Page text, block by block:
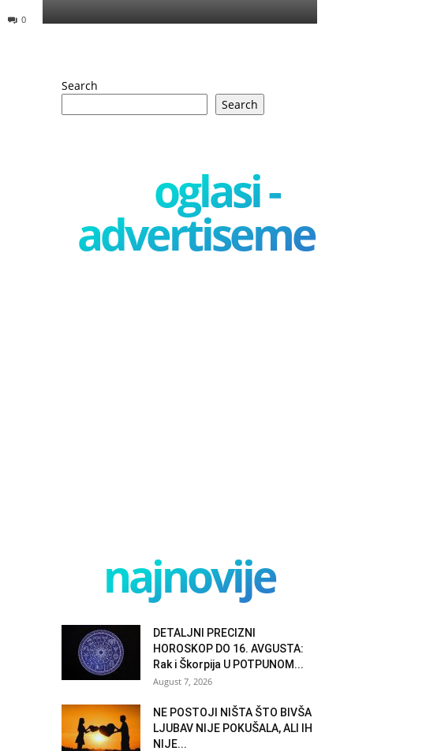
0
Search
Search
oglasi -
advertisement
najnovije
DETALJNI PRECIZNI
HOROSKOP DO 16. AVGUSTA:
Rak i Škorpija U POTPUNOM...
August 7, 2026
NE POSTOJI NIŠTA ŠTO BIVŠA
LJUBAV NIJE POKUŠALA, ALI IH
NIJE...